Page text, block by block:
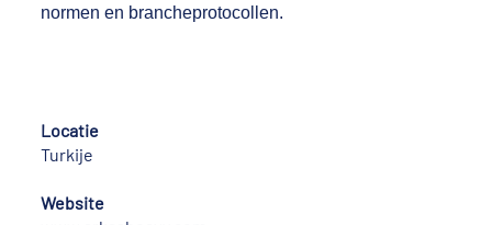
normen en brancheprotocollen.
Locatie
Turkije
Website